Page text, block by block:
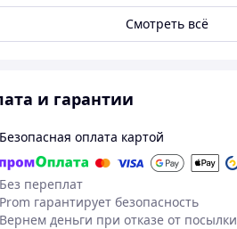
Смотреть всё
и гарантии
Безопасная оплата картой
Без переплат
Prom гарантирует безопасность
Вернем деньги при отказе от посылки